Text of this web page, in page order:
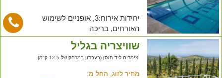
יחידות אירוח:3, אופניים לשימוש
האורחים, בריכה
שוויצריה בגליל
צימרים ליד חוסן (בעבדון במרחק של 12.5 ק"מ)
מחיר לזוג, החל מ: